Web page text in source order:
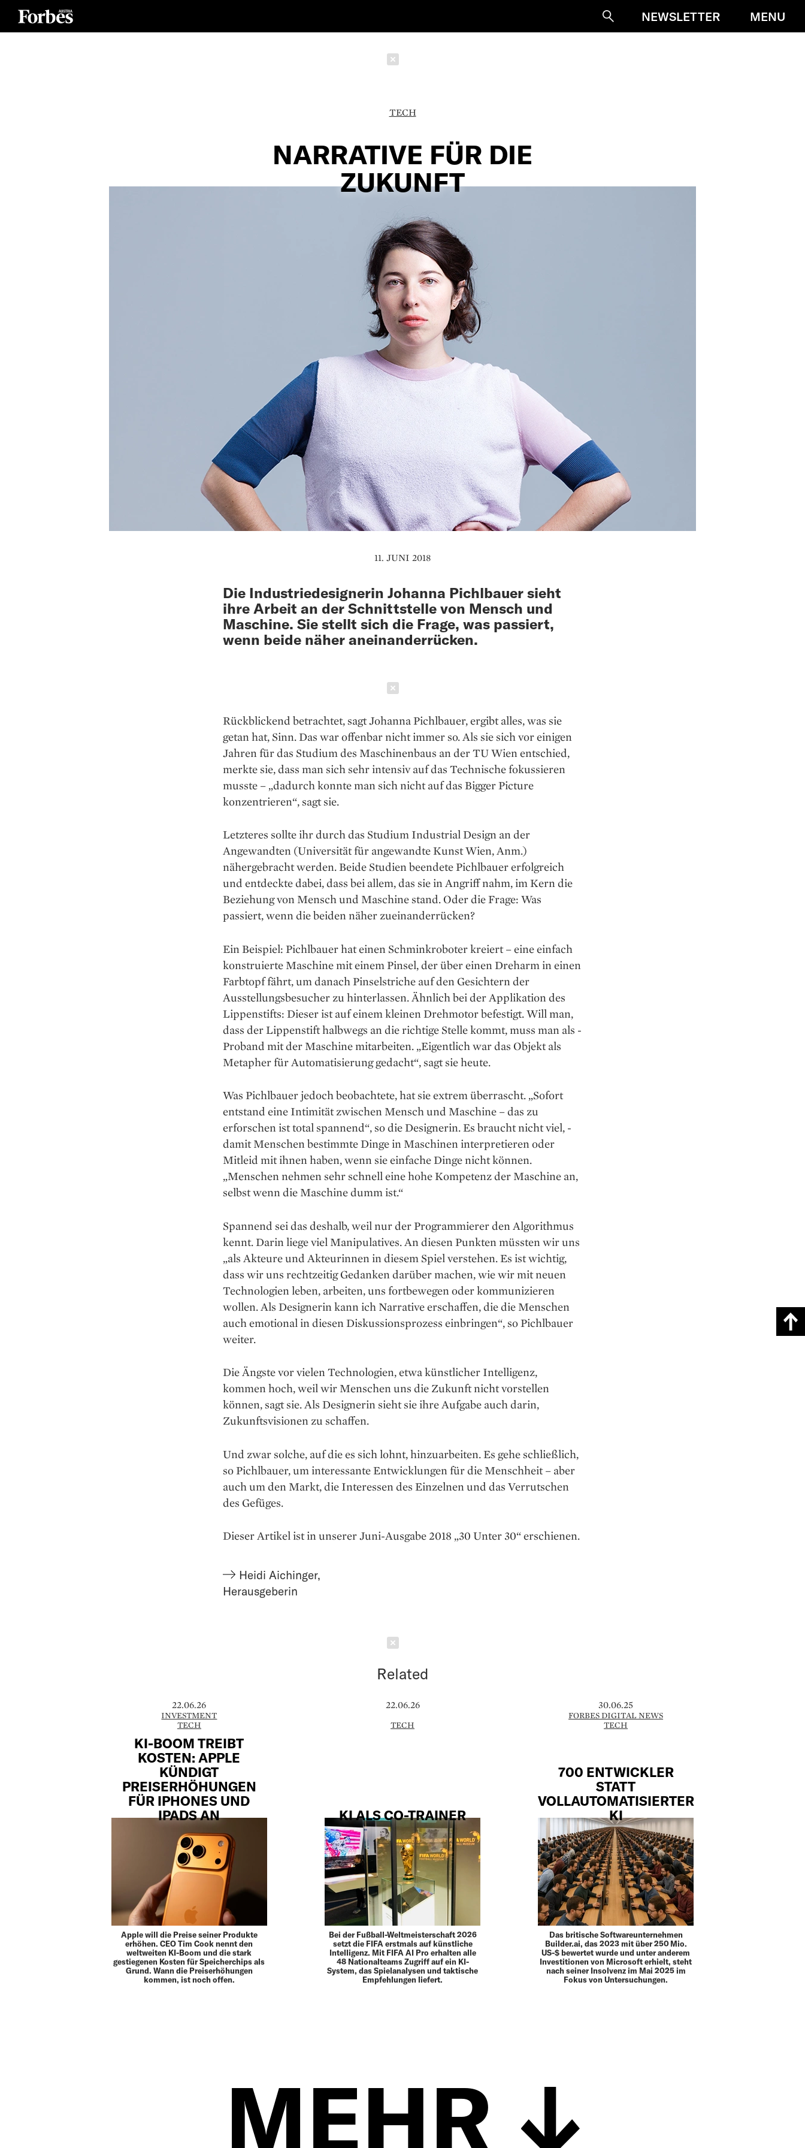
SucheNEWSLETTER MENU
TECH
NARRATIVE FÜR DIE
ZUKUNFT
11. JUNI 2018
Die Industriedesignerin Johanna Pichlbauer sieht
ihre Arbeit an der Schnittstelle von Mensch und
Maschine. Sie stellt sich die Frage, was passiert,
wenn beide näher aneinanderrücken.
Rückblickend betrachtet, sagt Johanna Pichlbauer, ergibt alles, was sie
getan hat, Sinn. Das war offenbar nicht immer so. Als sie sich vor einigen
Jahren für das Studium des Maschinenbaus an der TU Wien entschied,
merkte sie, dass man sich sehr intensiv auf das Technische fokussieren
musste – „dadurch konnte man sich nicht auf das Bigger Picture
konzentrieren“, sagt sie.
Letzteres sollte ihr durch das Studium Industrial Design an der
Angewandten (Universität für angewandte Kunst Wien, Anm.)
nähergebracht werden. Beide Studien beendete Pichlbauer erfolgreich
und entdeckte dabei, dass bei allem, das sie in Angriff nahm, im Kern die
Beziehung von Mensch und Maschine stand. Oder die Frage: Was
passiert, wenn die beiden näher zueinanderrücken?
Ein Beispiel: Pichlbauer hat einen Schminkroboter kreiert – eine einfach
konstruierte Maschine mit einem Pinsel, der über einen Dreharm in einen
Farbtopf fährt, um danach Pinselstriche auf den Gesichtern der
Ausstellungsbesucher zu hinterlassen. Ähnlich bei der Applikation des
Lippenstifts: ­Dieser ist auf einem kleinen Dreh­motor befestigt. Will man,
dass der Lippenstift halbwegs an die richtige Stelle kommt, muss man als ­
Proband mit der Maschine mitarbeiten. „Eigentlich war das Objekt als
Metapher für Automatisierung gedacht“, sagt sie heute.
Was Pichlbauer jedoch beobachtete, hat sie extrem überrascht. „Sofort
entstand eine Intimität zwischen Mensch und Maschine – das zu
erforschen ist total spannend“, so die Designerin. Es braucht nicht viel, ­
damit Menschen bestimmte Dinge in Maschinen interpretieren oder
Mitleid mit ihnen haben, wenn sie einfache Dinge nicht können.
„Menschen nehmen sehr schnell eine hohe Kompetenz der Maschine an,
selbst wenn die Maschine dumm ist.“
Spannend sei das deshalb, weil nur der Programmierer den Algo­rithmus
kennt. Darin liege viel ­Manipulatives. An diesen Punkten müssten wir uns
„als Akteure und Akteurinnen in diesem Spiel verstehen. Es ist wichtig,
dass wir uns rechtzeitig Gedanken darüber ­machen, wie wir mit neuen
Technologien leben, ­arbeiten, uns fortbewegen oder ­kommunizieren
wollen. Als Designerin kann ich Narrative erschaffen, die die Menschen
auch emotional in diesen Diskussions­prozess einbringen“, so Pichlbauer
weiter.
Die Ängste vor vielen Technologien, etwa künstlicher Intelligenz,
kommen hoch, weil wir Menschen uns die Zukunft nicht vorstellen
können, sagt sie. Als Designerin sieht sie ihre Aufgabe auch darin,
Zukunfts­visionen zu schaffen.
Und zwar solche, auf die es sich lohnt, hinzuarbeiten. Es gehe schließlich,
so Pichlbauer, um in­ter­essante Entwicklungen für die Menschheit – aber
auch um den Markt, die Interessen des Einzelnen und das Verrutschen
des Gefüges.
Dieser Artikel ist in unserer Juni-Ausgabe 2018 „30 Unter 30“ erschienen.
Heidi Aichinger,
Herausgeberin
Related
22.06.26
INVESTMENT
TECH
KI-BOOM TREIBT
KOSTEN: APPLE
KÜNDIGT
PREISERHÖHUNGEN
FÜR IPHONES UND
IPADS AN
Apple will die Preise seiner Produkte
erhöhen. CEO Tim Cook nennt den
weltweiten KI-Boom und die stark
gestiegenen Kosten für Speicherchips als
Grund. Wann die Preiserhöhungen
kommen, ist noch offen.
22.06.26
TECH
KI ALS CO-TRAINER
Bei der Fußball-Weltmeisterschaft 2026
setzt die FIFA erstmals auf künstliche
Intelligenz. Mit FIFA AI Pro erhalten alle
48 Nationalteams Zugriff auf ein KI-
System, das Spielanalysen und taktische
Empfehlungen liefert.
30.06.25
FORBES DIGITAL NEWS
TECH
700 ENTWICKLER
STATT
VOLLAUTOMATISIERTER
KI
Das britische Softwareunternehmen
Builder.ai, das 2023 mit über 250 Mio.
US-$ bewertet wurde und unter anderem
Investitionen von Microsoft erhielt, steht
nach seiner Insolvenz im Mai 2025 im
Fokus von Untersuchungen.
MEHR